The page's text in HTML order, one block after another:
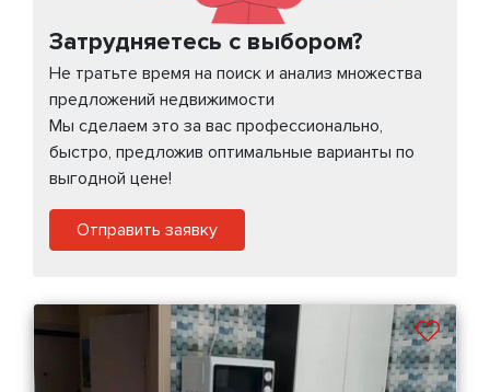
Затрудняетесь с выбором?
Не тратьте время на поиск и анализ множества
предложений недвижимости
Мы сделаем это за вас профессионально,
быстро, предложив оптимальные варианты по
выгодной цене!
Отправить заявку